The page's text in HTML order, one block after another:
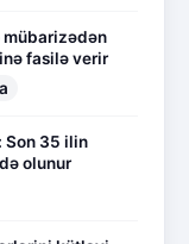
mübarizədən
fasilə verir
Son 35 ilin
olunur